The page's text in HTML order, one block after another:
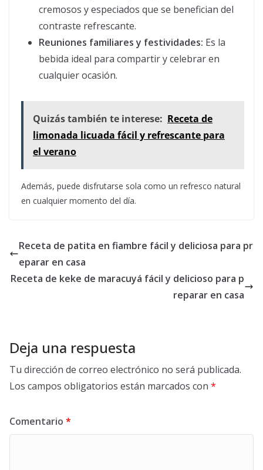
cremosos y especiados que se benefician del
contraste refrescante.
Reuniones familiares y festividades: Es la
bebida ideal para compartir y celebrar en
cualquier ocasión.
Quizás también te interese: Receta de
limonada licuada fácil y refrescante para
el verano
Además, puede disfrutarse sola como un refresco natural
en cualquier momento del día.
Receta de patita en fiambre fácil y deliciosa para pr
eparar en casa
Receta de keke de maracuyá fácil y delicioso para p
reparar en casa
Deja una respuesta
Tu dirección de correo electrónico no será publicada.
Los campos obligatorios están marcados con *
Comentario *